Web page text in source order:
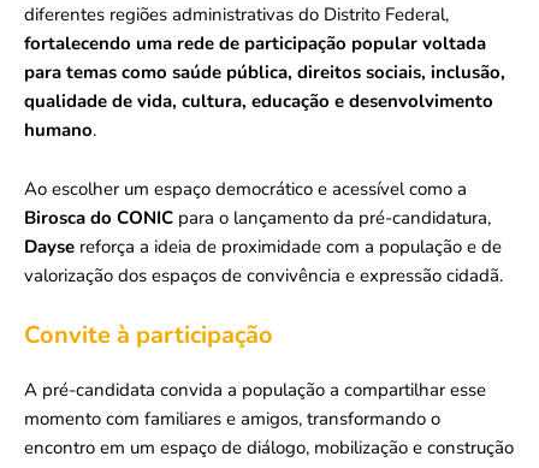
diferentes regiões administrativas do Distrito Federal,
fortalecendo uma rede de participação popular voltada
para temas como saúde pública, direitos sociais, inclusão,
qualidade de vida, cultura, educação e desenvolvimento
humano.
Ao escolher um espaço democrático e acessível como a
Birosca do CONIC para o lançamento da pré-candidatura,
Dayse reforça a ideia de proximidade com a população e de
valorização dos espaços de convivência e expressão cidadã.
Convite à participação
A pré-candidata convida a população a compartilhar esse
momento com familiares e amigos, transformando o
encontro em um espaço de diálogo, mobilização e construção